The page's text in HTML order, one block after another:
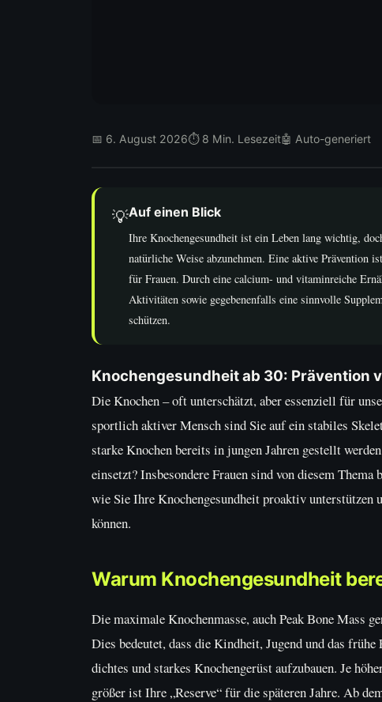
📅 6. August 2026⏱ 8 Min. Lesezeit🤖 Auto-generiert
💡Auf einen Blick
Ihre Knochengesundheit ist ein Leben lang wichtig,
natürliche Weise abzunehmen. Eine aktive Prävention
für Frauen. Durch eine calcium- und vitaminreiche
Aktivitäten sowie gegebenenfalls eine sinnvolle
schützen.
Knochengesundheit ab 30: Prävention
Die Knochen – oft unterschätzt, aber essenziell für
sportlich aktiver Mensch sind Sie auf ein stabiles
starke Knochen bereits in jungen Jahren gestellt
einsetzt? Insbesondere Frauen sind von diesem
wie Sie Ihre Knochengesundheit proaktiv unterstützen
können.
Warum Knochengesundheit
Die maximale Knochenmasse, auch Peak Bone Mass
Dies bedeutet, dass die Kindheit, Jugend und das
dichtes und starkes Knochengerüst aufzubauen. Je
größer ist Ihre „Reserve“ für die späteren Jahre. Ab